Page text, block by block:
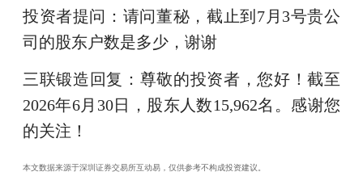
投资者提问：请问董秘，截止到7月3号贵公
司的股东户数是多少，谢谢
三联锻造回复：尊敬的投资者，您好！截至
2026年6月30日，股东人数15,962名。感谢您
的关注！
本文数据来源于深圳证券交易所互动易，仅供参考不构成投资建议。